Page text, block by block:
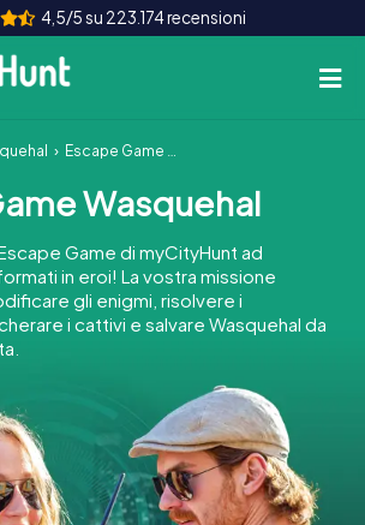
4,5/5 su 223.174 recensioni
AT CH
DE
FR UK
IE
NL
Escape Game Wasquehal
Wasquehal
Game di myCityHunt ad
in eroi! La vostra missione
gli enigmi, risolvere i
i cattivi e salvare Wasquehal da